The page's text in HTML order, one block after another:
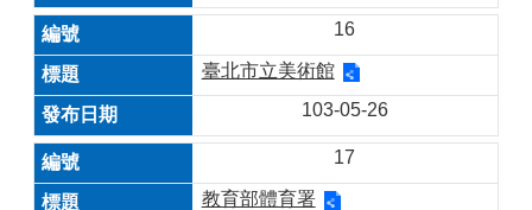
16
臺北市立美術館
103-05-26
17
教育部體育署